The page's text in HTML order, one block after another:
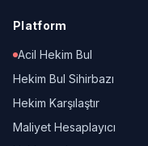
Platform
Acil Hekim Bul
Hekim Bul Sihirbazı
Hekim Karşılaştır
Maliyet Hesaplayıcı